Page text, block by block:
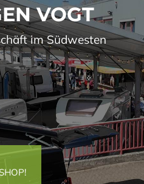
VOGT
im Südwesten